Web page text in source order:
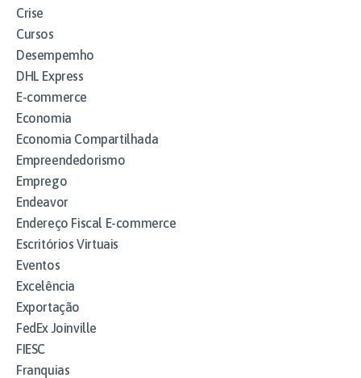
Crise
Cursos
Desempemho
DHL Express
E-commerce
Economia
Economia Compartilhada
Empreendedorismo
Emprego
Endeavor
Endereço Fiscal E-commerce
Escritórios Virtuais
Eventos
Excelência
Exportação
FedEx Joinville
FIESC
Franquias